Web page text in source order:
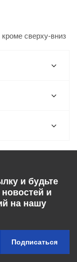
сверху-вниз
и будьте
новостей и
на нашу